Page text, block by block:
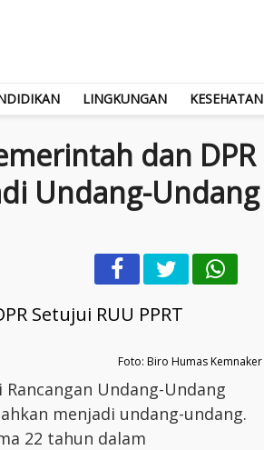
LINGKUNGAN KESEHATAN
dan DPR
Undang-Undang
Foto: Biro Humas Kemnaker
Rancangan Undang-Undang
menjadi undang-undang.
22 tahun dalam